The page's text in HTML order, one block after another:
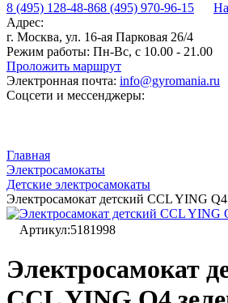
8 (495) 128-48-868 (495) 970-96-15
Адрес:
г. Москва, ул. 16-ая Парковая 26/4
Режим работы: Пн-Вс, с 10.00 - 21.00
Проложить маршрут
Электронная почта: info@gyromania.ru
Соцсети и мессенджеры:
Главная
Электросамокаты
Детские электросамокаты
Электросамокат детский CCL YING
Артикул:5181998
Электросамокат